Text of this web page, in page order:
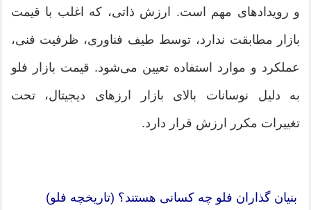
و رویدادهای مهم است. ارزش ذاتی، که اغلب با قیمت
بازار مطابقت ندارد، توسط طیف فناوری، ظرفیت فنی،
عملکرد و موارد استفاده تعیین می‌شود. قیمت بازار فلو
به دلیل نوسانات بالای بازار ارزهای دیجیتال، تحت
تغییرات مکرر ارزش قرار دارد.
بنیان گذاران فلو چه کسانی هستند؟ (تاریخچه فلو)